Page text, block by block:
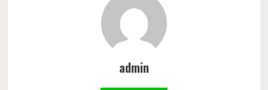
admin